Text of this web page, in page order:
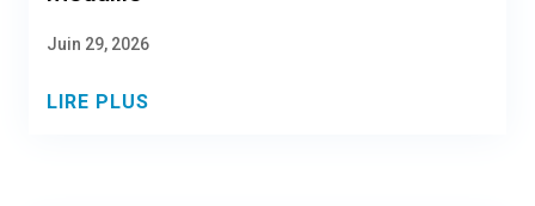
Juin 29, 2026
LIRE PLUS